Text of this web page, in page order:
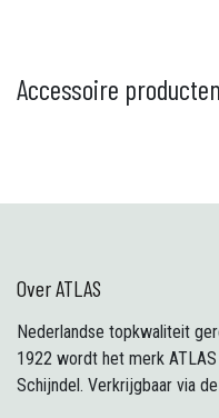
Accessoire producten
Over ATLAS
Nederlandse topkwaliteit
1922 wordt het merk
Schijndel. Verkrijgbaar via